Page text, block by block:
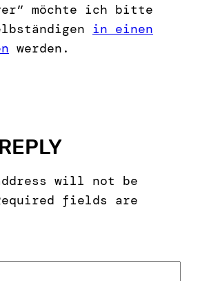
möchte ich bitte
in einen
werden.
will not be
fields are